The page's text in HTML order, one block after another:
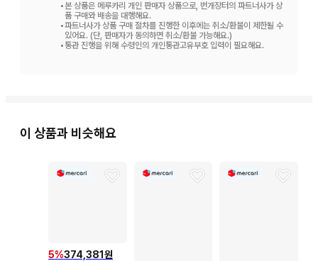
•본 상품은 메루카리 개인 판매자 상품으로, 번개장터의 파트너사가 상
품 구매와 배송을 대행해요.
•파트너사가 상품 구매 절차를 진행한 이후에는 취소/환불이 제한될 수
있어요. (단, 판매자가 동의하면 취소/환불 가능해요.)
•통관 진행을 위해 수령인의 개인통관고유부호 입력이 필요해요.
이 상품과 비슷해요
5%374,381원